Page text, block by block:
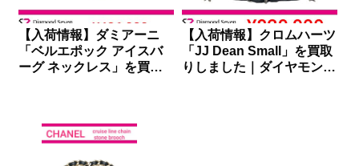
【入荷情報】ダミアーニ
「ベルエポック アイスバ
ーグ ネックレス」を買取
【入荷情報】クロムハーツ
「JJ Dean Small」を買取
りしました｜ダイヤモンド